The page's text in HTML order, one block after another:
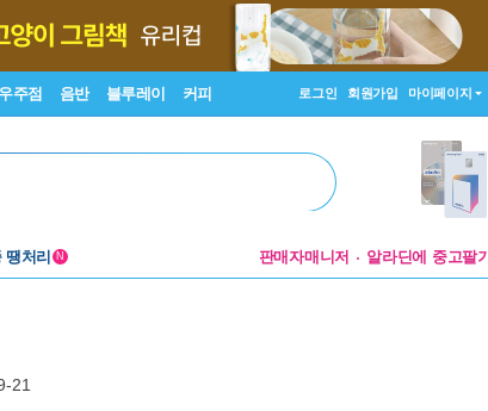
우주점 음반 블루레이 커피 로그인 회원가입 마이페이지
땡처리 N 판매자매니저 알라딘에 중고팔기
21